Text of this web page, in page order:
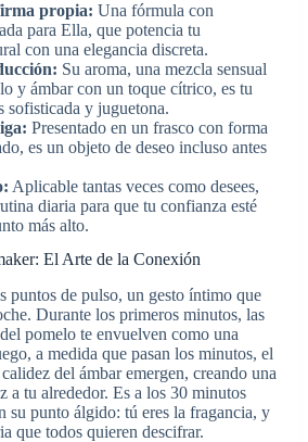
propia: Una fórmula con
para Ella, que potencia tu
con una elegancia discreta.
Su aroma, una mezcla sensual
y ámbar con un toque cítrico, es tu
sofisticada y juguetona.
Presentado en un frasco con forma
es un objeto de deseo incluso antes
Aplicable tantas veces como desees,
diaria para que tu confianza esté
más alto.
El Arte de la Conexión
puntos de pulso, un gesto íntimo que
Durante los primeros minutos, las
pomelo te envuelven como una
a medida que pasan los minutos, el
del ámbar emergen, creando una
a tu alrededor. Es a los 30 minutos
su punto álgido: tú eres la fragancia, y
que todos quieren descifrar.